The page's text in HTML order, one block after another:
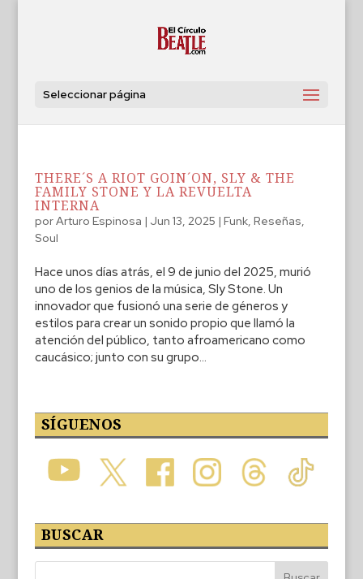
Seleccionar página
THERE´S A RIOT GOIN´ON, SLY & THE
FAMILY STONE Y LA REVUELTA
INTERNA
porArturo Espinosa | Jun 13, 2025 | Funk, Reseñas,
Soul
Hace unos días atrás, el 9 de junio del 2025, murió
uno de los genios de la música, Sly Stone. Un
innovador que fusionó una serie de géneros y
estilos para crear un sonido propio que llamó la
atención del público, tanto afroamericano como
caucásico; junto con su grupo...
SÍGUENOS
BUSCAR